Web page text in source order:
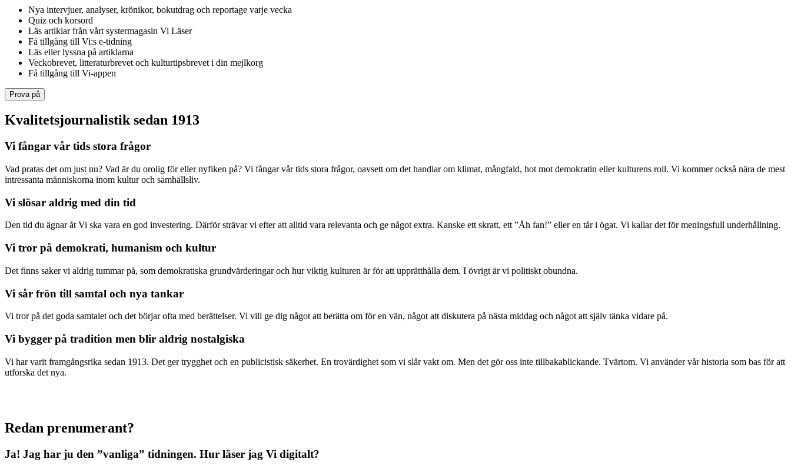
Nya intervjuer, analyser, krönikor, bokutdrag och reportage varje vecka
Quiz och korsord
Läs artiklar från vårt systermagasin Vi Läser
Få tillgång till Vi:s e-tidning
Läs eller lyssna på artiklarna
Veckobrevet, litteraturbrevet och kulturtipsbrevet i din mejlkorg
Få tillgång till Vi-appen
Prova på
Kvalitetsjournalistik sedan 1913
Vi fångar vår tids stora frågor
Vad pratas det om just nu? Vad är du orolig för eller nyfiken på? Vi fångar vår tids stora frågor, oavsett om det handlar om klimat, mångfald, hot mot demokratin eller kulturens roll. Vi kommer också nära de mest
intressanta människorna inom kultur och samhällsliv.
Vi slösar aldrig med din tid
Den tid du ägnar åt Vi ska vara en god investering. Därför strävar vi efter att alltid vara relevanta och ge något extra. Kanske ett skratt, ett ”Åh fan!” eller en tår i ögat. Vi kallar det för meningsfull underhållning.
Vi tror på demokrati, humanism och kultur
Det finns saker vi aldrig tummar på, som demokratiska grundvärderingar och hur viktig kulturen är för att upprätthålla dem. I övrigt är vi politiskt obundna.
Vi sår frön till samtal och nya tankar
Vi tror på det goda samtalet och det börjar ofta med berättelser. Vi vill ge dig något att berätta om för en vän, något att diskutera på nästa middag och något att själv tänka vidare på.
Vi bygger på tradition men blir aldrig nostalgiska
Vi har varit framgångsrika sedan 1913. Det ger trygghet och en publicistisk säkerhet. En trovärdighet som vi slår vakt om. Men det gör oss inte tillbakablickande. Tvärtom. Vi använder vår historia som bas för att
utforska det nya.
Redan prenumerant?
Ja! Jag har ju den ”vanliga” tidningen. Hur läser jag Vi digitalt?